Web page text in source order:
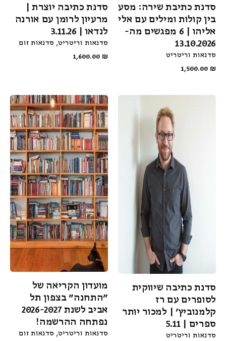
סדנת כתיבת שירה: מסע
בין קולות ומילים עם אלי
אליהו | 6 מפגשים מה-
13.10.2026
סדנאות וריטריט
1,500.00 ₪
סדנת כתיבה יוצרת |
מרעיון לרומן עם אורנה
לנדאו | 3.11.26
סדנאות וריטריט סדנאות זום
1,600.00 ₪
סדנת כתיבה שיווקית
לסופרים עם רז
קלמנוביץ' | למכור יותר
ספרים | 5.11
סדנאות וריטריט
מועדון הקריאה של
"התחנה" בצפון תל
אביב לשנת 2026-2027
נפתחה ההרשמה!
סדנאות וריטריט סדנאות זום